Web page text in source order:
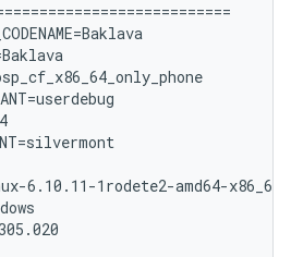
6.10.11-1rodete2-amd64-